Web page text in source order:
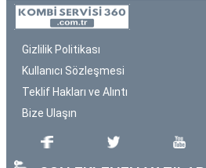
Gizlilik Politikası
Kullanıcı Sözleşmesi
Teklif Hakları ve Alıntı
Bize Ulaşın